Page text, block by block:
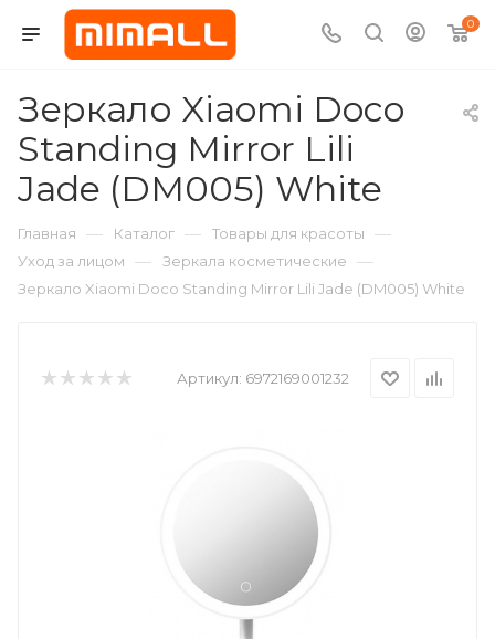
0
Зеркало Xiaomi Doco
Standing Mirror Lili
Jade (DM005) White
Главная — Каталог — Товары для красоты —
Уход за лицом — Зеркала косметические —
Зеркало Xiaomi Doco Standing Mirror Lili Jade (DM005) White
Артикул: 6972169001232